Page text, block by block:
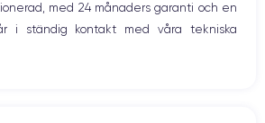
Dual SIM
med 24 månaders garanti och en
i ständig kontakt med våra tekniska